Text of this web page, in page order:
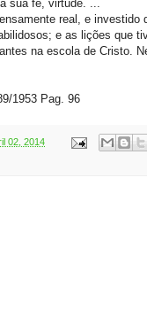
sua fé, virtude. ...
real, e
e as lições que
na escola de Cristo.
1953 Pag. 96
02, 2014